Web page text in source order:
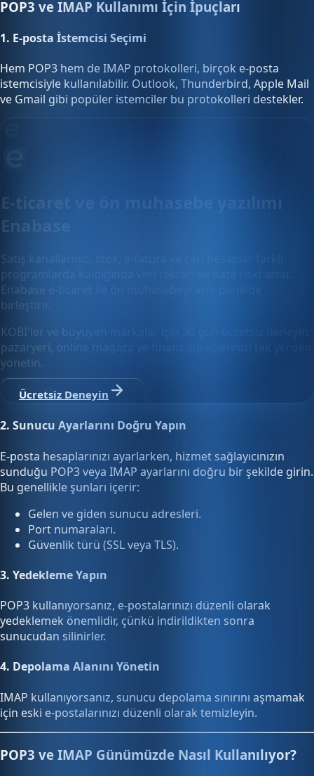
POP3 ve IMAP Kullanımı İçin İpuçları
1. E-posta İstemcisi Seçimi
Hem POP3 hem de IMAP protokolleri, birçok e-posta
istemcisiyle kullanılabilir. Outlook, Thunderbird, Apple Mail
ve Gmail gibi popüler istemciler bu protokolleri destekler.
E-ticaret ve ön muhasebe yazılımı
Enabase
Satış kanallarınız, stok, e-fatura ve cari hesaplar farklı
programlarda kaldığında veri tekrarı ve hata riski artar.
Enabase e-ticaret ile ön muhasebeyi aynı panelde
birleştirir.
KOBİ'ler ve büyüyen markalar için 30 gün ücretsiz deneyin;
pazaryeri, online mağaza ve finans süreçlerinizi tek yerden
yönetin.
Ücretsiz Deneyin
2. Sunucu Ayarlarını Doğru Yapın
E-posta hesaplarınızı ayarlarken, hizmet sağlayıcınızın
sunduğu POP3 veya IMAP ayarlarını doğru bir şekilde girin.
Bu genellikle şunları içerir:
Gelen ve giden sunucu adresleri.
Port numaraları.
Güvenlik türü (SSL veya TLS).
3. Yedekleme Yapın
POP3 kullanıyorsanız, e-postalarınızı düzenli olarak
yedeklemek önemlidir, çünkü indirildikten sonra
sunucudan silinirler.
4. Depolama Alanını Yönetin
IMAP kullanıyorsanız, sunucu depolama sınırını aşmamak
için eski e-postalarınızı düzenli olarak temizleyin.
POP3 ve IMAP Günümüzde Nasıl Kullanılıyor?